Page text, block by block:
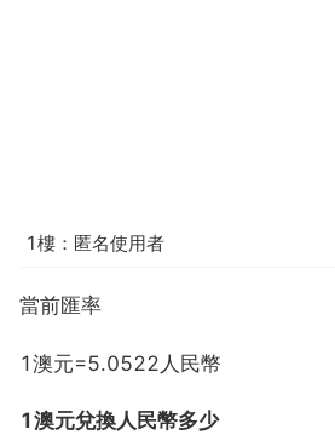
1樓：匿名使用者
當前匯率
1澳元=5.0522人民幣
1澳元兌換人民幣多少